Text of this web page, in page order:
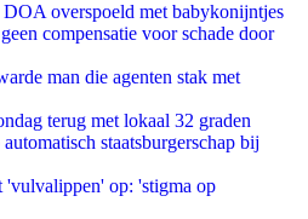
DOA overspoeld met babykonijntjes
compensatie voor schade door
man die agenten stak met
terug met lokaal 32 graden
staatsburgerschap bij
'vulvalippen' op: 'stigma op